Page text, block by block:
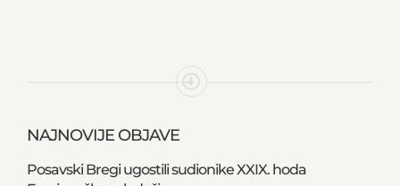
NAJNOVIJE OBJAVE
Posavski Bregi ugostili sudionike XXIX. hoda